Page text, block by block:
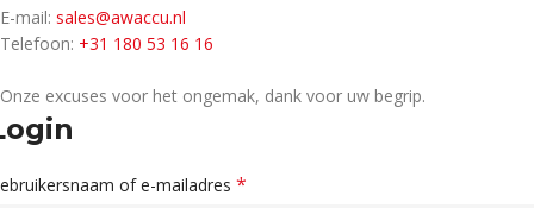
E-mail: sales@awaccu.nl
Telefoon: +31 180 53 16 16
Onze excuses voor het ongemak, dank voor uw begrip.
of e-mailadres *